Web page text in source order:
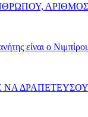
είναι ο